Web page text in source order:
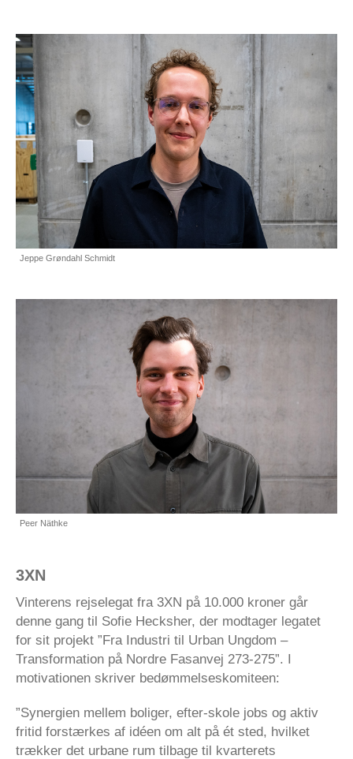
Jeppe Grøndahl Schmidt
Peer Näthke
3XN
Vinterens rejselegat fra 3XN på 10.000 kroner går
denne gang til Sofie Hecksher, der modtager legatet
for sit projekt ”Fra Industri til Urban Ungdom –
Transformation på Nordre Fasanvej 273-275”. I
motivationen skriver bedømmelseskomiteen:
”Synergien mellem boliger, efter-skole jobs og aktiv
fritid forstærkes af idéen om alt på ét sted, hvilket
trækker det urbane rum tilbage til kvarterets